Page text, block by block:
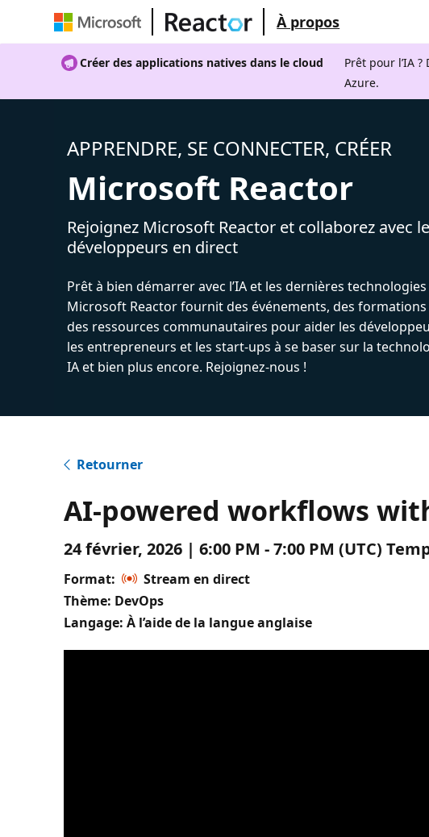
À propos
Créer des applications natives dans le cloud
Prêt pour l’IA
Azure.
APPRENDRE, SE CONNECTER, CRÉER
Microsoft Reactor
Rejoignez Microsoft Reactor et collaborez avec
développeurs en direct
Prêt à bien démarrer avec l’IA et les dernières technologies
Microsoft Reactor fournit des événements, des
des ressources communautaires pour aider les
les entrepreneurs et les start-ups à se baser sur la
IA et bien plus encore. Rejoignez-nous !
Retourner
AI-powered workflows
24 février, 2026 | 6:00 PM - 7:00 PM (UTC)
Format:
Stream en direct
Thème: DevOps
Langage: À l’aide de la langue anglaise